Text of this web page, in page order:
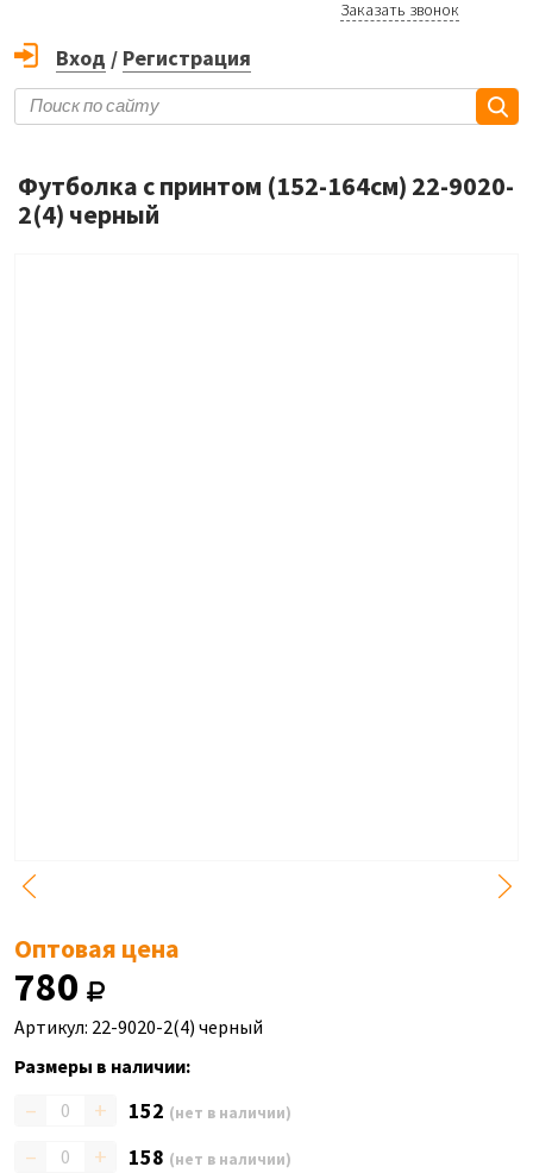
Заказать звонок
Вход / Регистрация
Футболка с принтом (152-164см) 22-9020-
2(4) черный
Оптовая цена
780
Артикул: 22-9020-2(4) черный
Размеры в наличии:
– + 152 (нет в наличии)
– + 158 (нет в наличии)